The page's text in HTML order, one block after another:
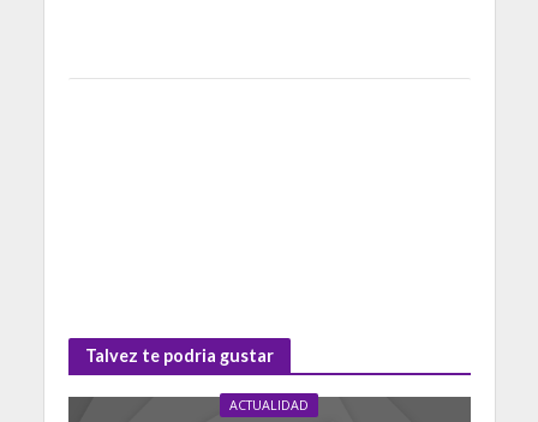
Talvez te podria gustar
ACTUALIDAD